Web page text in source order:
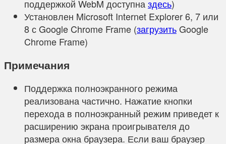
поддержкой WebM доступна здесь)
Установлен Microsoft Internet Explorer 6, 7 или
8 с Google Chrome Frame (загрузитьGoogle
Chrome Frame)
Примечания
Поддержка полноэкранного режима
реализована частично. Нажатие кнопки
перехода в полноэкранный режим приведет к
расширению экрана проигрывателя до
размера окна браузера. Если ваш браузер